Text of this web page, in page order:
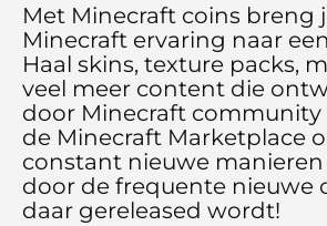
Met Minecraft coins breng
Minecraft ervaring naar
Haal skins, texture packs,
veel meer content die
door Minecraft community
de Minecraft Marketplace
constant nieuwe
door de frequente nieuwe
daar gereleased wordt!